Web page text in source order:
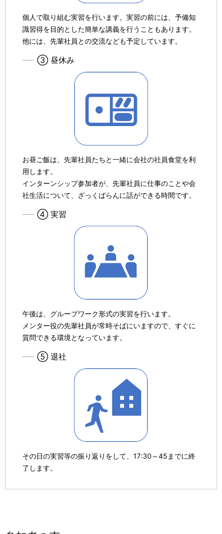
個人で取り組む実習を行います。実習の前には、予備知
識習得を目的とした簡単な講義を行うこともあります。
他には、先輩社員との交流なども予定しています。
③ 昼休み
お昼ご飯は、先輩社員たちと一緒に会社の社員食堂を利
用します。
インターンシップ参加者が、先輩社員に仕事のことや会
社生活について、ざっくばらんに話ができる時間です。
④ 実習
午後は、グループワーク形式の実習を行います。
メンター役の先輩社員が常時そばにいますので、すぐに
質問できる環境となっています。
⑤ 退社
その日の実習等の振り返りをして、17:30～45までに終
了します。